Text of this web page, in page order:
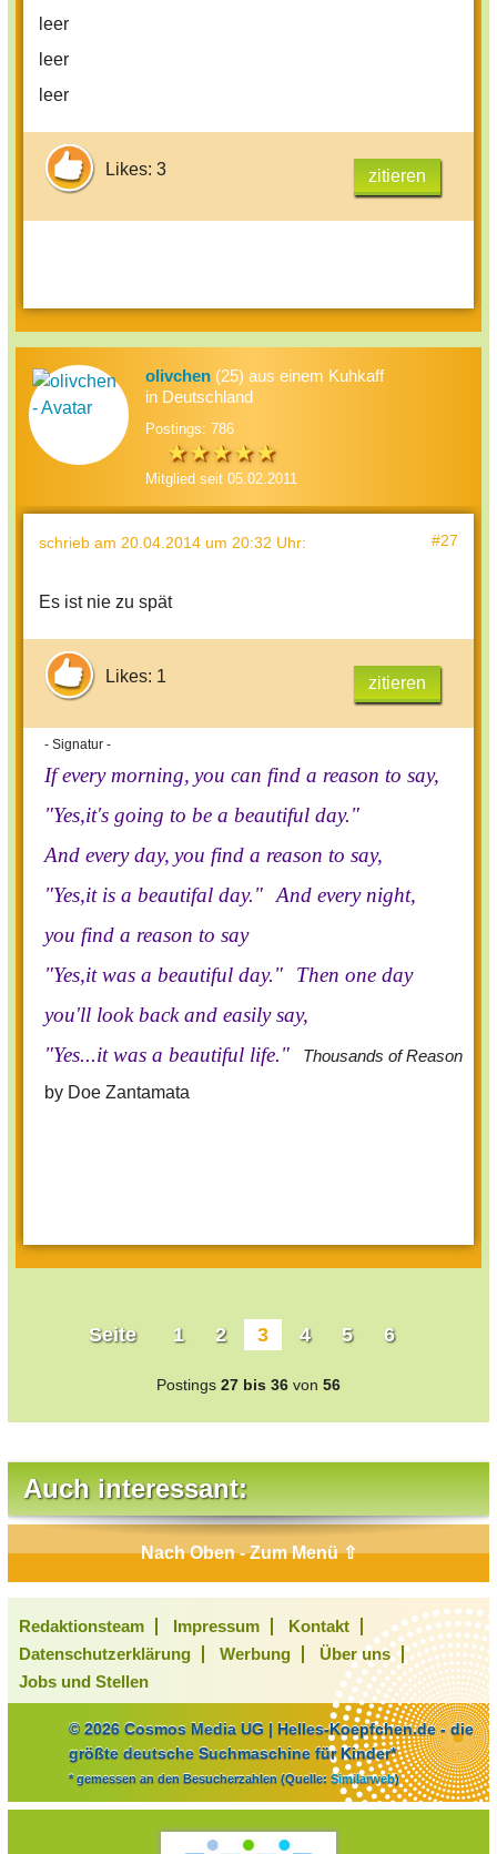
leer
leer
leer
Likes: 3 zitieren
olivchen (25) aus einem Kuhkaff
in Deutschland
Postings: 786
Mitglied seit 05.02.2011
schrieb am 20.04.2014 um 20:32 Uhr: #27
Es ist nie zu spät
Likes: 1 zitieren
- Signatur -
If every morning, you can find a reason to say,
"Yes,it's going to be a beautiful day."
And every day, you find a reason to say,
"Yes,it is a beautifal day." And every night,
you find a reason to say
"Yes,it was a beautiful day."
Then one day
you'll look back and easily say,
"Yes...it was a beautiful life."
Thousands of Reason
by Doe Zantamata
Seite 1 2 3 4 5 6
Postings 27 bis 36 von 56
Auch interessant:
Nach Oben - Zum Menü ⇧
Redaktionsteam Impressum
Kontakt
Datenschutzerklärung
Werbung
Über uns
Jobs und Stellen
© 2026 Cosmos Media UG | Helles-Koepfchen.de - die
größte deutsche Suchmaschine für Kinder*
* gemessen an den Besucherzahlen (Quelle: Similarweb)